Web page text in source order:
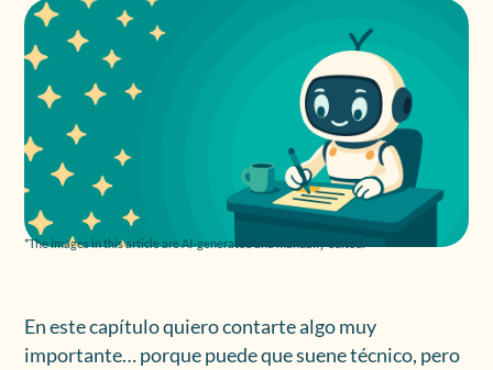
*The images in this article are AI-generated and manually edited.
En este capítulo quiero contarte algo muy
importante… porque puede que suene técnico, pero